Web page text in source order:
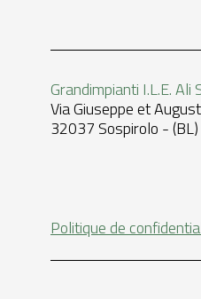
Grandimpianti I.L.E. Ali
Via Giuseppe et
32037 Sospirolo -
Politique de